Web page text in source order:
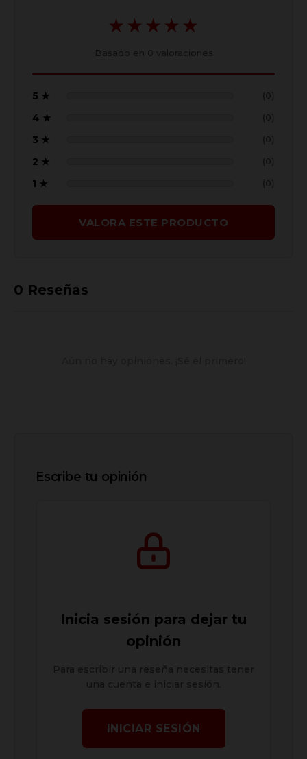
★★★★★
5 ★
4 ★
3 ★
2 ★
1 ★
VALORA ESTE PRODUCTO
0 Reseñas
Escribe tu opinión
Inicia sesión para dejar tu
opinión
INICIAR SESIÓN